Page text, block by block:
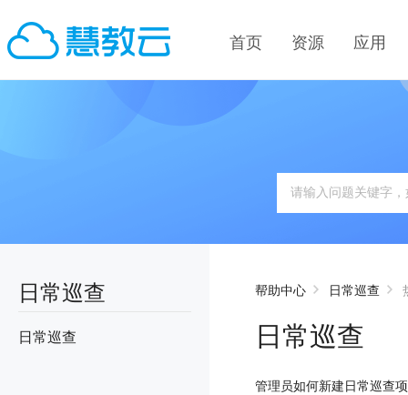
首页 资源 应用
日常巡查
日常巡查
帮助中心 日常巡查
日常巡查
管理员如何新建日常巡查